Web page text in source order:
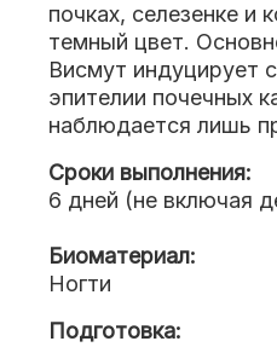
почках, селезенке
темный цвет.
Висмут индуцирует
эпителии почечных
наблюдается лишь
Сроки выполнения:
6 дней (не включая
Биоматериал:
Ногти
Подготовка: